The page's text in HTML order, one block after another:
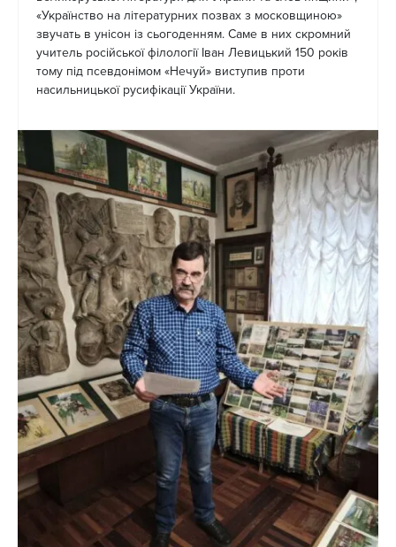
«Українство на літературних позвах з московщиною»
звучать в унісон із сьогоденням. Саме в них скромний
учитель російської філології Іван Левицький 150 років
тому під псевдонімом «Нечуй» виступив проти
насильницької русифікації України.